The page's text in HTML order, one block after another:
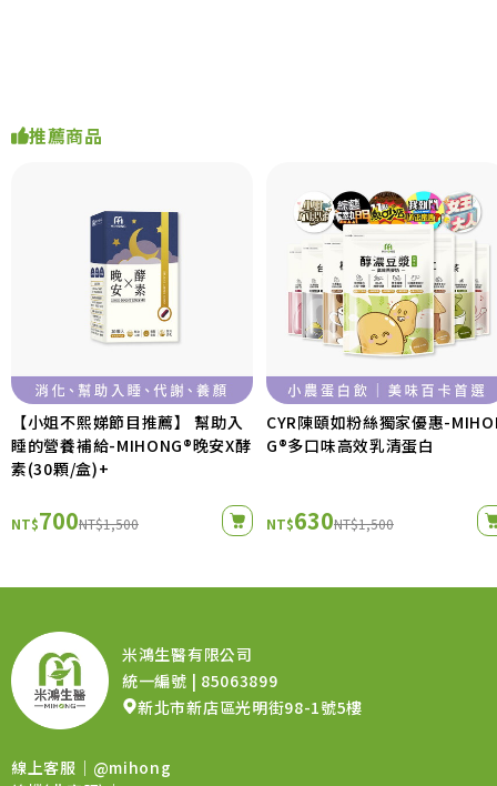
推薦商品
【小姐不熙娣節目推薦】 幫助入
睡的營養補給-MIHONG®晚安X酵
素(30顆/盒)+
NT$700NT$1,500
CYR陳頤如粉絲獨家優惠-
G®多口味高效乳清蛋白
NT$630NT$1,500
線上客服｜ @mihong
米鴻生醫有限公司
統一編號 | 85063899
新北市新店區光明街98-1號5樓